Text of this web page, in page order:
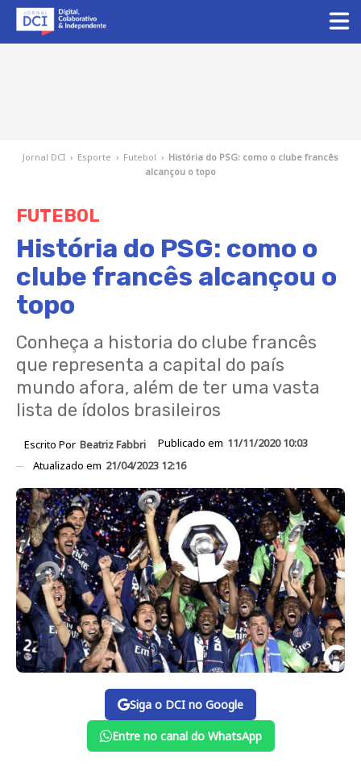
Jornal DCI › Esporte › Futebol › História do PSG: como o clube francês
alcançou o topo
FUTEBOL
História do PSG: como o
clube francês alcançou o
topo
Conheça a historia do clube francês
que representa a capital do país
mundo afora, além de ter uma vasta
lista de ídolos brasileiros
Escrito Por Beatriz Fabbri Publicado em 11/11/2020 10:03
Atualizado em 21/04/2023 12:16
Siga o DCI no Google
Entre no canal do WhatsApp